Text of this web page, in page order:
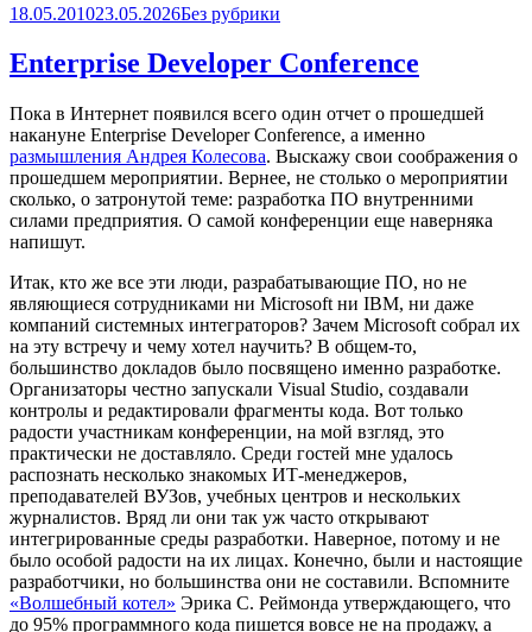
Опубликовано
18.05.201023.05.2026Рубрики
Без рубрики
Enterprise Developer Conference
Пока в Интернет появился всего один отчет о прошедшей
накануне Enterprise Developer Conference, а именно
размышления Андрея Колесова. Выскажу свои соображения о
прошедшем мероприятии. Вернее, не столько о мероприятии
сколько, о затронутой теме: разработка ПО внутренними
силами предприятия. О самой конференции еще наверняка
напишут.
Итак, кто же все эти люди, разрабатывающие ПО, но не
являющиеся сотрудниками ни Microsoft ни IBM, ни даже
компаний системных интеграторов? Зачем Microsoft собрал их
на эту встречу и чему хотел научить? В общем-то,
большинство докладов было посвящено именно разработке.
Организаторы честно запускали Visual Studio, создавали
контролы и редактировали фрагменты кода. Вот только
радости участникам конференции, на мой взгляд, это
практически не доставляло. Среди гостей мне удалось
распознать несколько знакомых ИТ-менеджеров,
преподавателей ВУЗов, учебных центров и нескольких
журналистов. Вряд ли они так уж часто открывают
интегрированные среды разработки. Наверное, потому и не
было особой радости на их лицах. Конечно, были и настоящие
разработчики, но большинства они не составили. Вспомните
«Волшебный котел» Эрика С. Реймонда утверждающего, что
до 95% программного кода пишется вовсе не на продажу, а